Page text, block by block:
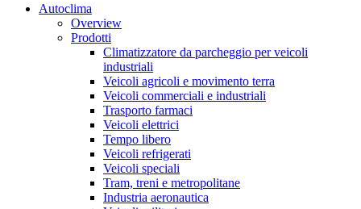
Autoclima
Overview
Prodotti
Climatizzatore da parcheggio per veicoli
industriali
Veicoli agricoli e movimento terra
Veicoli commerciali e industriali
Trasporto farmaci
Veicoli elettrici
Tempo libero
Veicoli refrigerati
Veicoli speciali
Tram, treni e metropolitane
Industria aeronautica